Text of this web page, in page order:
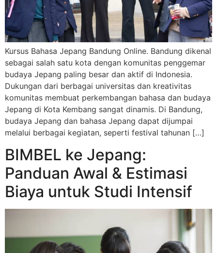
Kursus Bahasa Jepang Bandung Online. Bandung dikenal
sebagai salah satu kota dengan komunitas penggemar
budaya Jepang paling besar dan aktif di Indonesia.
Dukungan dari berbagai universitas dan kreativitas
komunitas membuat perkembangan bahasa dan budaya
Jepang di Kota Kembang sangat dinamis. Di Bandung,
budaya Jepang dan bahasa Jepang dapat dijumpai
melalui berbagai kegiatan, seperti festival tahunan […]
BIMBEL ke Jepang:
Panduan Awal & Estimasi
Biaya untuk Studi Intensif